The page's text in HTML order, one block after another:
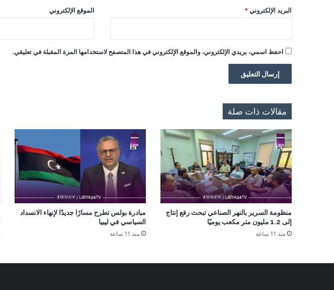
البريد الإلكتروني * الموقع الإلكتروني
احفظ اسمي، بريدي الإلكتروني، والموقع الإلكتروني في هذا المتصفح لاستخدامها المرة المقبلة في تعليقي.
مقالات ذات صلة
منظومة السرير بالنهر الصناعي تبحث رفع إنتاج
إلى 1.2 مليون متر مكعب يوميًا
منذ 11 ساعة
مبادرة بولس تطرح مسارًا جديدًا لإنهاء الانسداد
السياسي في ليبيا
منذ 11 ساعة